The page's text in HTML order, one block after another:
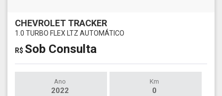
CHEVROLET TRACKER
1.0 TURBO FLEX LTZ AUTOMÁTICO
R$ Sob Consulta
Ano
2022
Km
0